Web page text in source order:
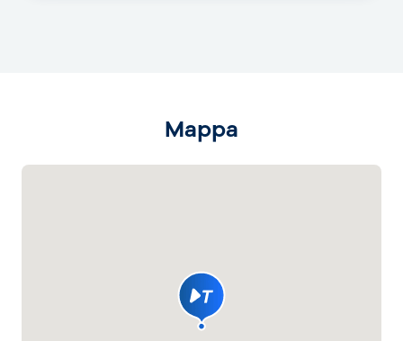
Mappa